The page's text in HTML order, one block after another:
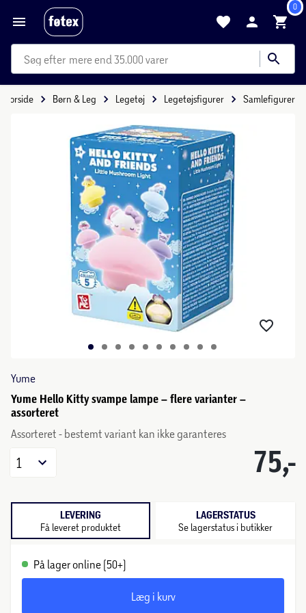
0
mere end 35.000 varer
Forside Børn & Leg Legetøj Legetøjsfigurer Samlefigurer
Yume
Yume Hello Kitty svampe lampe – flere varianter –
assorteret
Assorteret - bestemt variant kan ikke garanteres
75,-
1
LEVERING
Få leveret produktet
LAGERSTATUS
Se lagerstatus i butikker
På lager online (50+)
Læg i kurv